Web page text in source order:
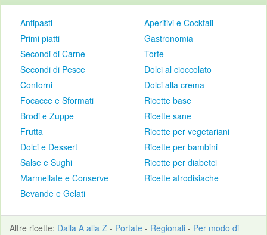
Antipasti
Primi piatti
Secondi di Carne
Secondi di Pesce
Contorni
Focacce e Sformati
Brodi e Zuppe
Frutta
Dolci e Dessert
Salse e Sughi
Marmellate e Conserve
Bevande e Gelati
Aperitivi e Cocktail
Gastronomia
Torte
Dolci al cioccolato
Dolci alla crema
Ricette base
Ricette sane
Ricette per vegetariani
Ricette per bambini
Ricette per diabetci
Ricette afrodisiache
Altre ricette: Dalla A alla Z - Portate - Regionali - Per modo di